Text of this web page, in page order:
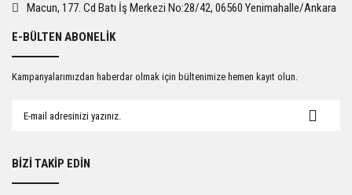
Macun, 177. Cd Batı İş Merkezi No:28/42, 06560 Yenimahalle/Ankara
E-BÜLTEN ABONELİK
Kampanyalarımızdan haberdar olmak için bültenimize hemen kayıt olun.
BİZİ TAKİP EDİN